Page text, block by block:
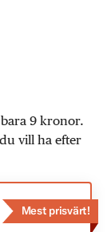
9 kronor.
vill ha efter
Mest prisvärt!